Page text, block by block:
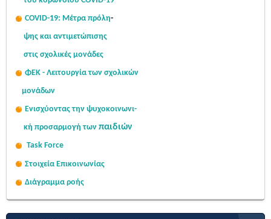
COVID-19: Μέτρα πρόλη-
ψης και αντιμετώπισης
στις σχολικές μονάδες
ΦΕΚ - Λειτουργία των σχολικών
μονάδων
Ενισχύοντας την ψυχοκοινωνι-
κή προσαρμογή των παιδιών
Task Force
Στοιχεία Επικοινωνίας
Διάγραμμα ροής